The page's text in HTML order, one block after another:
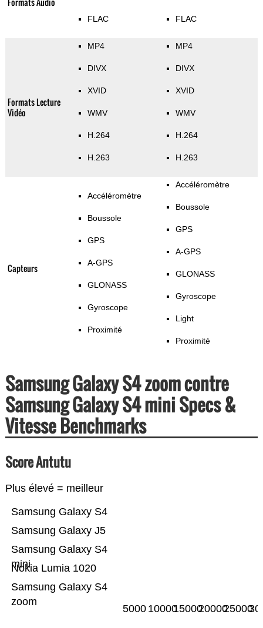
FLAC FLAC
Formats Lecture
Vidéo
MP4
DIVX
XVID
WMV
H.264
H.263
MP4
DIVX
XVID
WMV
H.264
H.263
Capteurs
Accéléromètre
Boussole
GPS
A-GPS
GLONASS
Gyroscope
Proximité
Accéléromètre
Boussole
GPS
A-GPS
GLONASS
Gyroscope
Light
Proximité
Samsung Galaxy S4 zoom contre
Samsung Galaxy S4 mini Specs &
Vitesse Benchmarks
Score Antutu
Plus élevé = meilleur
Samsung Galaxy S4
zoom
Nokia Lumia 1020
Samsung Galaxy S4
mini
Samsung Galaxy J5
Samsung Galaxy S4
5000 10000150002000025000